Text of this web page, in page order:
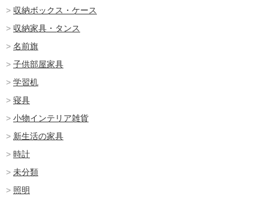
収納ボックス・ケース
収納家具・タンス
名前旗
子供部屋家具
学習机
寝具
小物インテリア雑貨
新生活の家具
時計
未分類
照明